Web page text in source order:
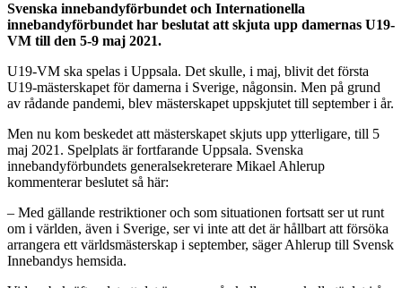
Svenska innebandyförbundet och Internationella
innebandyförbundet har beslutat att skjuta upp damernas U19-
VM till den 5-9 maj 2021.
U19-VM ska spelas i Uppsala. Det skulle, i maj, blivit det första
U19-mästerskapet för damerna i Sverige, någonsin. Men på grund
av rådande pandemi, blev mästerskapet uppskjutet till september i år.
Men nu kom beskedet att mästerskapet skjuts upp ytterligare, till 5
maj 2021. Spelplats är fortfarande Uppsala. Svenska
innebandyförbundets generalsekreterare Mikael Ahlerup
kommenterar beslutet så här:
– Med gällande restriktioner och som situationen fortsatt ser ut runt
om i världen, även i Sverige, ser vi inte att det är hållbart att försöka
arrangera ett världsmästerskap i september, säger Ahlerup till Svensk
Innebandys hemsida.